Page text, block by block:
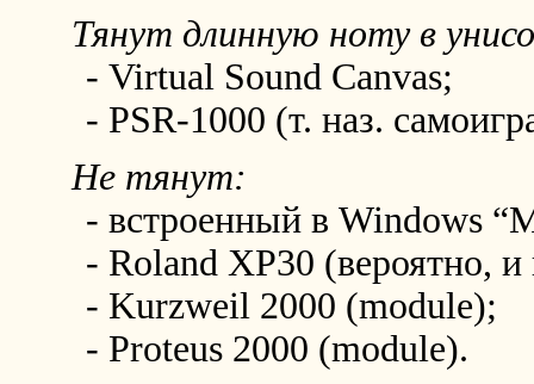
Тянут длинную ноту в
- Virtual Sound Canvas;
- PSR-1000 (т. наз.
Не тянут:
- встроенный в Windows
- Roland XP30 (вероятно, и
- Kurzweil 2000 (module);
- Proteus 2000 (module).